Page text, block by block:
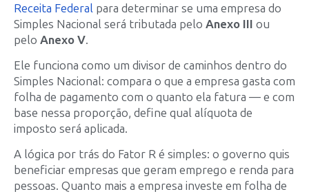
Receita Federal para determinar se uma empresa do
Simples Nacional será tributada pelo Anexo III ou
pelo Anexo V.
Ele funciona como um divisor de caminhos dentro do
Simples Nacional: compara o que a empresa gasta com
folha de pagamento com o quanto ela fatura — e com
base nessa proporção, define qual alíquota de
imposto será aplicada.
A lógica por trás do Fator R é simples: o governo quis
beneficiar empresas que geram emprego e renda para
pessoas. Quanto mais a empresa investe em folha de